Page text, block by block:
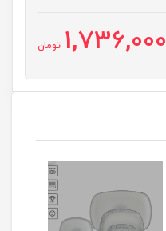
1,736,000 تومان